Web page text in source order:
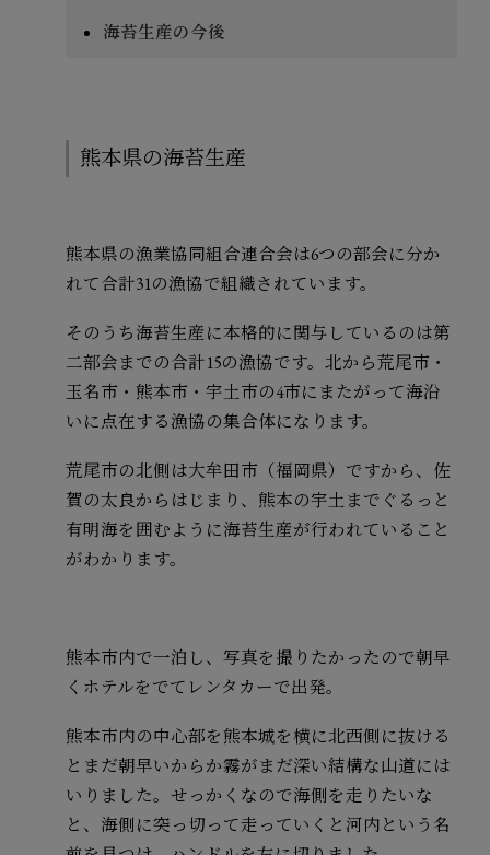
海苔生産の今後
熊本県の海苔生産
熊本県の漁業協同組合連合会は6つの部会に分か
れて合計31の漁協で組織されています。
そのうち海苔生産に本格的に関与しているのは第
二部会までの合計15の漁協です。北から荒尾市・
玉名市・熊本市・宇土市の4市にまたがって海沿
いに点在する漁協の集合体になります。
荒尾市の北側は大牟田市（福岡県）ですから、佐
賀の太良からはじまり、熊本の宇土までぐるっと
有明海を囲むように海苔生産が行われていること
がわかります。
熊本市内で一泊し、写真を撮りたかったので朝早
くホテルをでてレンタカーで出発。
熊本市内の中心部を熊本城を横に北西側に抜ける
とまだ朝早いからか霧がまだ深い結構な山道には
いりました。せっかくなので海側を走りたいな
と、海側に突っ切って走っていくと河内という名